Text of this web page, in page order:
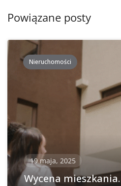
Powiązane posty
Nieruchomości
19 maja, 2025
Wycena